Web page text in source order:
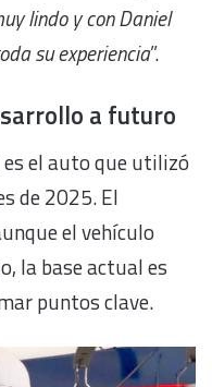
lindo y con Daniel
su experiencia”.
a futuro
el auto que utilizó
de 2025. El
el vehículo
la base actual es
puntos clave.